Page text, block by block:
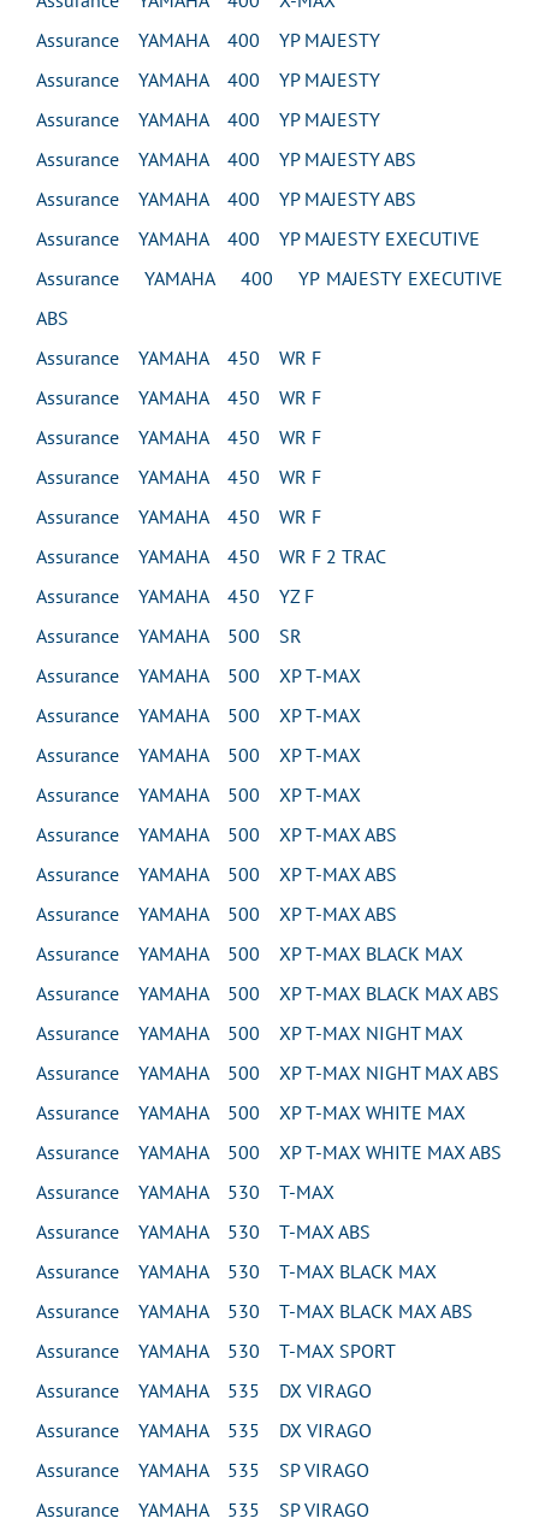
Assurance YAMAHA 400 YP MAJESTY
Assurance YAMAHA 400 YP MAJESTY
Assurance YAMAHA 400 YP MAJESTY
Assurance YAMAHA 400 YP MAJESTY ABS
Assurance YAMAHA 400 YP MAJESTY ABS
Assurance YAMAHA 400 YP MAJESTY EXECUTIVE
Assurance YAMAHA 400 YP MAJESTY EXECUTIVE
ABS
Assurance YAMAHA 450 WR F
Assurance YAMAHA 450 WR F
Assurance YAMAHA 450 WR F
Assurance YAMAHA 450 WR F
Assurance YAMAHA 450 WR F
Assurance YAMAHA 450 WR F 2 TRAC
Assurance YAMAHA 450 YZ F
Assurance YAMAHA 500 SR
Assurance YAMAHA 500 XP T-MAX
Assurance YAMAHA 500 XP T-MAX
Assurance YAMAHA 500 XP T-MAX
Assurance YAMAHA 500 XP T-MAX
Assurance YAMAHA 500 XP T-MAX ABS
Assurance YAMAHA 500 XP T-MAX ABS
Assurance YAMAHA 500 XP T-MAX ABS
Assurance YAMAHA 500 XP T-MAX BLACK MAX
Assurance YAMAHA 500 XP T-MAX BLACK MAX ABS
Assurance YAMAHA 500 XP T-MAX NIGHT MAX
Assurance YAMAHA 500 XP T-MAX NIGHT MAX ABS
Assurance YAMAHA 500 XP T-MAX WHITE MAX
Assurance YAMAHA 500 XP T-MAX WHITE MAX ABS
Assurance YAMAHA 530 T-MAX
Assurance YAMAHA 530 T-MAX ABS
Assurance YAMAHA 530 T-MAX BLACK MAX
Assurance YAMAHA 530 T-MAX BLACK MAX ABS
Assurance YAMAHA 530 T-MAX SPORT
Assurance YAMAHA 535 DX VIRAGO
Assurance YAMAHA 535 DX VIRAGO
Assurance YAMAHA 535 SP VIRAGO
Assurance YAMAHA 535 SP VIRAGO